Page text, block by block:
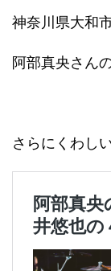
神奈川県大和
阿部真央さん
さらにくわし